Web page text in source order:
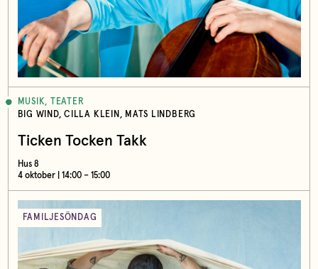
MUSIK, TEATER
BIG WIND, CILLA KLEIN, MATS LINDBERG
Ticken Tocken Takk
Hus 8
4 oktober | 14:00 – 15:00
FAMILJESÖNDAG